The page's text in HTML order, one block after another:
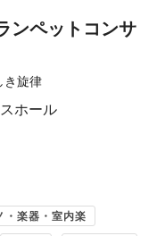
ンペットコンサ
き旋律
ホール
・楽器・室内楽